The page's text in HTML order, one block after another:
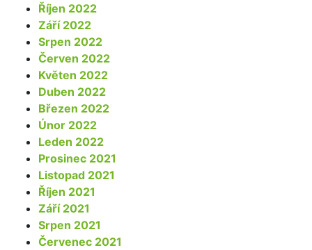
Říjen 2022
Září 2022
Srpen 2022
Červen 2022
Květen 2022
Duben 2022
Březen 2022
Únor 2022
Leden 2022
Prosinec 2021
Listopad 2021
Říjen 2021
Září 2021
Srpen 2021
Červenec 2021